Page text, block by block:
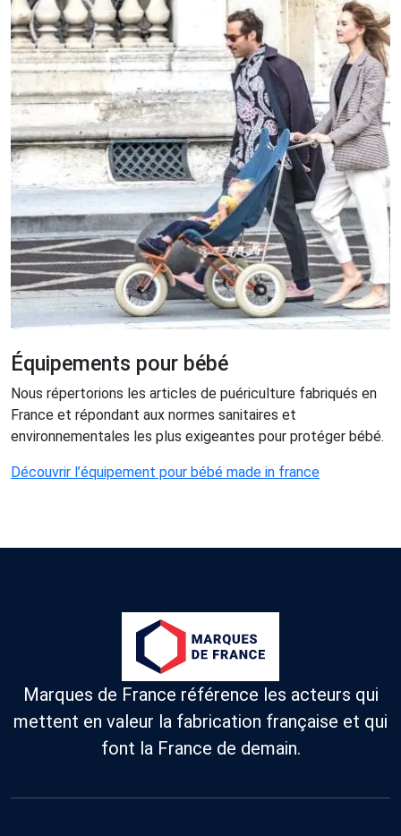
Équipements pour bébé
Nous répertorions les articles de puériculture fabriqués en
France et répondant aux normes sanitaires et
environnementales les plus exigeantes pour protéger bébé.
Découvrir l’équipement pour bébé made in france
Marques de France référence les acteurs qui
mettent en valeur la fabrication française et qui
font la France de demain.